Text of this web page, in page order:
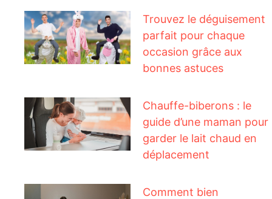
Trouvez le déguisement
parfait pour chaque
occasion grâce aux
bonnes astuces
Chauffe-biberons : le
guide d’une maman pour
garder le lait chaud en
déplacement
Comment bien